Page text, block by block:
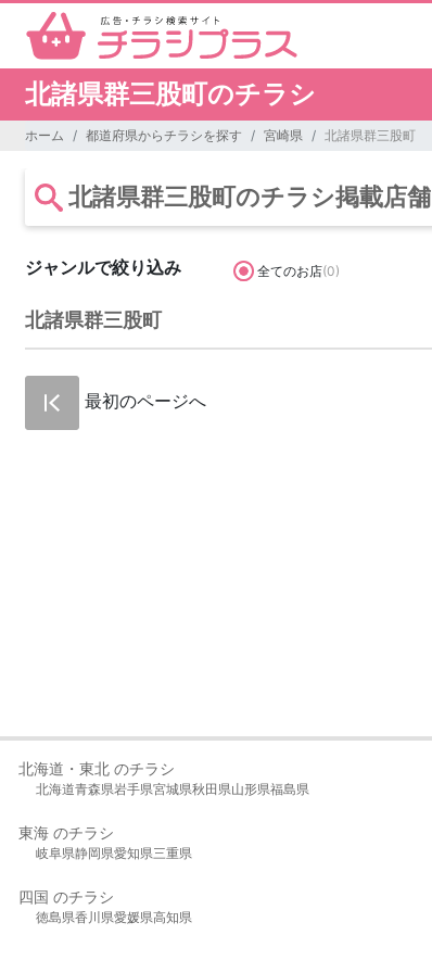
北諸県群三股町のチラシ
ホーム 都道府県からチラシを探す 宮崎県 北諸県群三股町
北諸県群三股町のチラシ掲載店舗
ジャンルで絞り込み 全てのお店(0)
北諸県群三股町
最初のページへ
北海道・東北 のチラシ
北海道青森県岩手県宮城県秋田県山形県福島県
東海 のチラシ
岐阜県静岡県愛知県三重県
四国 のチラシ
徳島県香川県愛媛県高知県